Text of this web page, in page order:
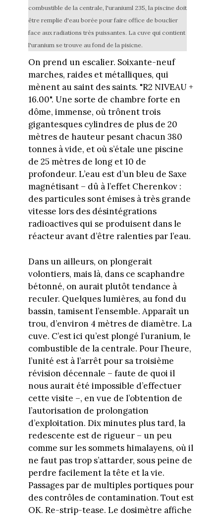
combustible de la centrale, l'uraniuml 235, la piscine doit
être remplie d'eau borée pour faire office de bouclier
face aux radiations très puissantes. La cuve qui contient
l'uranium se trouve au fond de la pisicne.
On prend un escalier. Soixante-neuf
marches, raides et métalliques, qui
mènent au saint des saints. "R2 NIVEAU +
16.00". Une sorte de chambre forte en
dôme, immense, où trônent trois
gigantesques cylindres de plus de 20
mètres de hauteur pesant chacun 380
tonnes à vide, et où s’étale une piscine
de 25 mètres de long et 10 de
profondeur. L’eau est d’un bleu de Saxe
magnétisant – dû à l’effet Cherenkov :
des particules sont émises à très grande
vitesse lors des désintégrations
radioactives qui se produisent dans le
réacteur avant d’être ralenties par l’eau.
Dans un ailleurs, on plongerait
volontiers, mais là, dans ce scaphandre
bétonné, on aurait plutôt tendance à
reculer. Quelques lumières, au fond du
bassin, tamisent l’ensemble. Apparaît un
trou, d’environ 4 mètres de diamètre. La
cuve. C’est ici qu’est plongé l’uranium, le
combustible de la centrale. Pour l’heure,
l’unité est à l’arrêt pour sa troisième
révision décennale – faute de quoi il
nous aurait été impossible d’effectuer
cette visite –, en vue de l’obtention de
l’autorisation de prolongation
d’exploitation. Dix minutes plus tard, la
redescente est de rigueur – un peu
comme sur les sommets himalayens, où il
ne faut pas trop s’attarder, sous peine de
perdre facilement la tête et la vie.
Passages par de multiples portiques pour
des contrôles de contamination. Tout est
OK. Re-strip-tease. Le dosimètre affiche